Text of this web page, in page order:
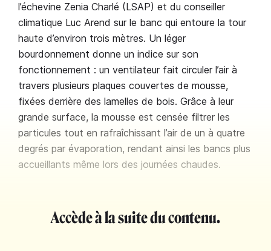
l’échevine Zenia Charlé (LSAP) et du conseiller
climatique Luc Arend sur le banc qui entoure la tour
haute d’environ trois mètres. Un léger
bourdonnement donne un indice sur son
fonctionnement : un ventilateur fait circuler l’air à
travers plusieurs plaques couvertes de mousse,
fixées derrière des lamelles de bois. Grâce à leur
grande surface, la mousse est censée filtrer les
particules tout en rafraîchissant l’air de un à quatre
degrés par évaporation, rendant ainsi les bancs plus
accueillants même lors des journées chaudes.
Accède à la suite du contenu.